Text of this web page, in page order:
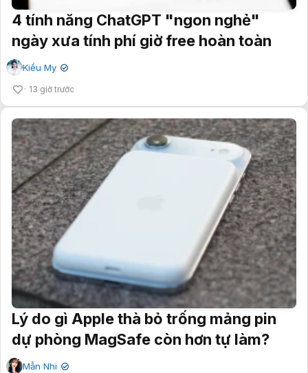
4 tính năng ChatGPT "ngon nghẻ"
ngày xưa tính phí giờ free hoàn toàn
Kiều My ✔
13 giờ trước
Lý do gì Apple thà bỏ trống mảng pin
dự phòng MagSafe còn hơn tự làm?
Mẫn Nhi ✔